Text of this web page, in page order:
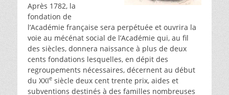
Après 1782, la
fondation de
l’Académie française sera perpétuée et ouvrira la
voie au mécénat social de l’Académie qui, au fil
des siècles, donnera naissance à plus de deux
cents fondations lesquelles, en dépit des
regroupements nécessaires, décernent au début
du XXIe siècle deux cent trente prix, aides et
subventions destinés à des familles nombreuses